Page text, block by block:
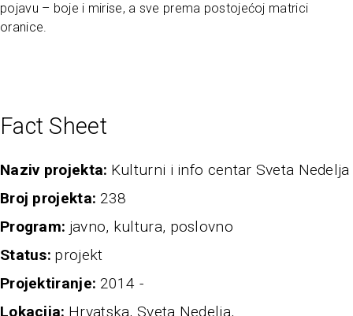
pojavu – boje i mirise, a sve prema postojećoj matrici
oranice.
Fact Sheet
naziv projekta Kulturni i info centar Sveta Nedelja
broj projekta 238
program javno, kultura, poslovno
status projekt
projektiranje 2014 -
Lokacija Hrvatska, Sveta Nedelja,